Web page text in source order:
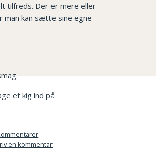
tilfreds. Der er mere eller
man kan sætte sine egne
et kig ind på
en kommentar